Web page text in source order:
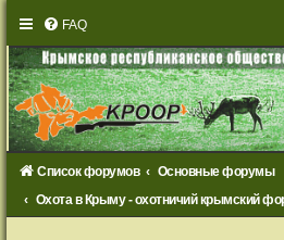
FAQ
Список форумов
Основные форумы
Охота в Крыму - охотничий крымский